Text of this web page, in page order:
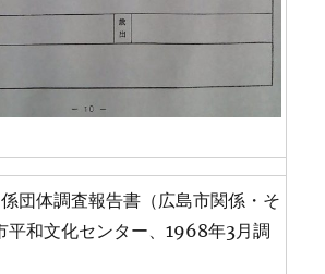
団体調査報告書（広島市関係・そ
平和文化センター、1968年3月調